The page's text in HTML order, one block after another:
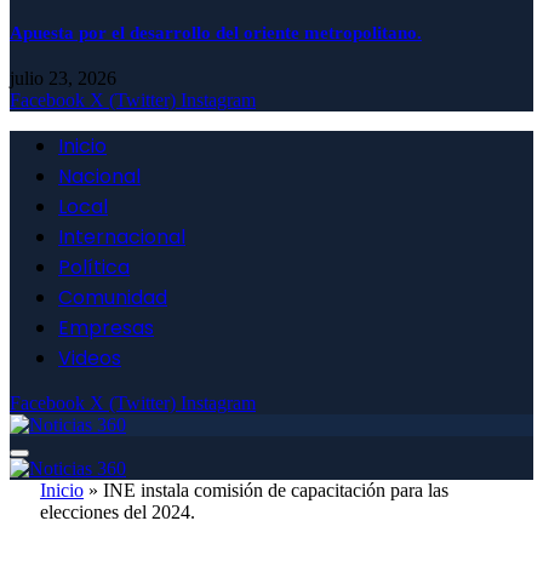
Apuesta por el desarrollo del oriente metropolitano.
julio 23, 2026
Facebook X (Twitter) Instagram
Inicio
Nacional
Local
Internacional
Política
Comunidad
Empresas
Videos
Facebook X (Twitter) Instagram
Inicio » INE instala comisión de capacitación para las
elecciones del 2024.